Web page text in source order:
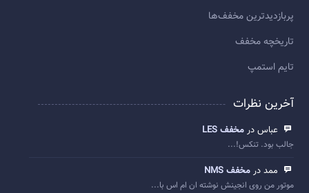
پربازديدترين مخفف‌ها
تاريخچه مخفف
تایم استمپ
آخرین نظرات
عباس در مخفف LES
جالب بود. تنکس!...
ممد در مخفف NMS
موتور من روی انجینش نوشته ان ام اس با...